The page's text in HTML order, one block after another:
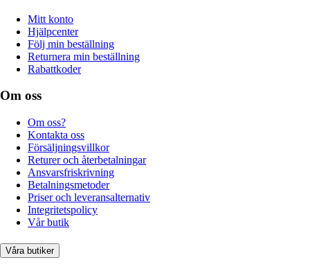
Mitt konto
Hjälpcenter
Följ min beställning
Returnera min beställning
Rabattkoder
Om oss
Om oss?
Kontakta oss
Försäljningsvillkor
Returer och återbetalningar
Ansvarsfriskrivning
Betalningsmetoder
Priser och leveransalternativ
Integritetspolicy
Vår butik
Våra butiker